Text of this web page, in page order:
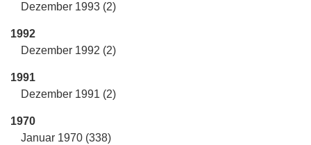
Dezember 1993 (2)
1992
Dezember 1992 (2)
1991
Dezember 1991 (2)
1970
Januar 1970 (338)